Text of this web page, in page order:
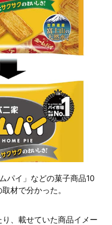
パイ」などの菓子商品10
材で分かった。
、載せていた商品イメー